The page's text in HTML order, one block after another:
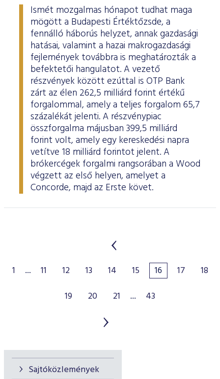
Sajtóközlemények
Ismét mozgalmas hónapot tudhat maga
mögött a Budapesti Értéktőzsde, a
fennálló háborús helyzet, annak gazdasági
hatásai, valamint a hazai makrogazdasági
fejlemények továbbra is meghatározták a
befektetői hangulatot. A vezető
részvények között ezúttal is OTP Bank
zárt az élen 262,5 milliárd forint értékű
forgalommal, amely a teljes forgalom 65,7
százalékát jelenti. A részvénypiac
összforgalma májusban 399,5 milliárd
forint volt, amely egy kereskedési napra
vetítve 18 milliárd forintot jelent. A
brókercégek forgalmi rangsorában a Wood
végzett az első helyen, amelyet a
Concorde, majd az Erste követ.
1 ... 11 12 13 14 15 16 17
18
19
20 21 ... 43